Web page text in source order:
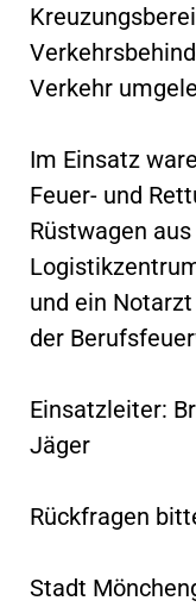
Verkehr
Im Einsatz
Feuer- und
Rüstwagen
und ein
der
Einsatzleiter:
Jäger
Rückfragen
Stadt